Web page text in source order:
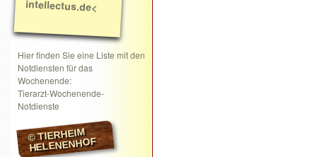
intellectus.de<
Hier finden Sie eine Liste mit den
Notdiensten für das
Wochenende:
Tierarzt-Wochenende-
Notdienste
© TIERHEIM
HELENENHOF